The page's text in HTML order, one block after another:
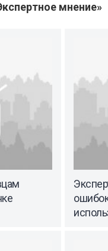
мнение»